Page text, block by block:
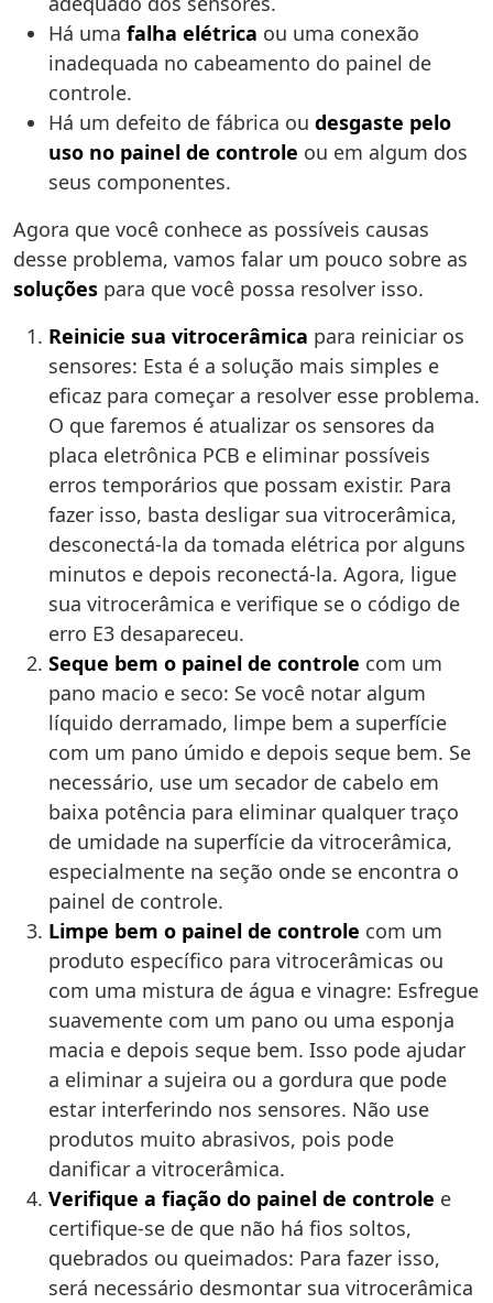
Há uma falha elétrica ou uma conexão
inadequada no cabeamento do painel de
controle.
Há um defeito de fábrica ou desgaste pelo
uso no painel de controle ou em algum dos
seus componentes.
Agora que você conhece as possíveis causas
desse problema, vamos falar um pouco sobre as
soluções para que você possa resolver isso.
Reinicie sua vitrocerâmica para reiniciar os
sensores: Esta é a solução mais simples e
eficaz para começar a resolver esse problema.
O que faremos é atualizar os sensores da
placa eletrônica PCB e eliminar possíveis
erros temporários que possam existir. Para
fazer isso, basta desligar sua vitrocerâmica,
desconectá-la da tomada elétrica por alguns
minutos e depois reconectá-la. Agora, ligue
sua vitrocerâmica e verifique se o código de
erro E3 desapareceu.
Seque bem o painel de controle com um
pano macio e seco: Se você notar algum
líquido derramado, limpe bem a superfície
com um pano úmido e depois seque bem. Se
necessário, use um secador de cabelo em
baixa potência para eliminar qualquer traço
de umidade na superfície da vitrocerâmica,
especialmente na seção onde se encontra o
painel de controle.
Limpe bem o painel de controle com um
produto específico para vitrocerâmicas ou
com uma mistura de água e vinagre: Esfregue
suavemente com um pano ou uma esponja
macia e depois seque bem. Isso pode ajudar
a eliminar a sujeira ou a gordura que pode
estar interferindo nos sensores. Não use
produtos muito abrasivos, pois pode
danificar a vitrocerâmica.
Verifique a fiação do painel de controle e
certifique-se de que não há fios soltos,
quebrados ou queimados: Para fazer isso,
será necessário desmontar sua vitrocerâmica